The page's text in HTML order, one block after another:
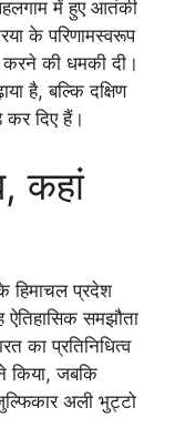
में हुए आतंकी
के परिणामस्वरूप
करने की धमकी दी।
है, बल्कि दक्षिण
कर दिए हैं।
कहां
हिमाचल प्रदेश
समझौता
का प्रतिनिधित्व
किया, जबकि
अली भुट्टो